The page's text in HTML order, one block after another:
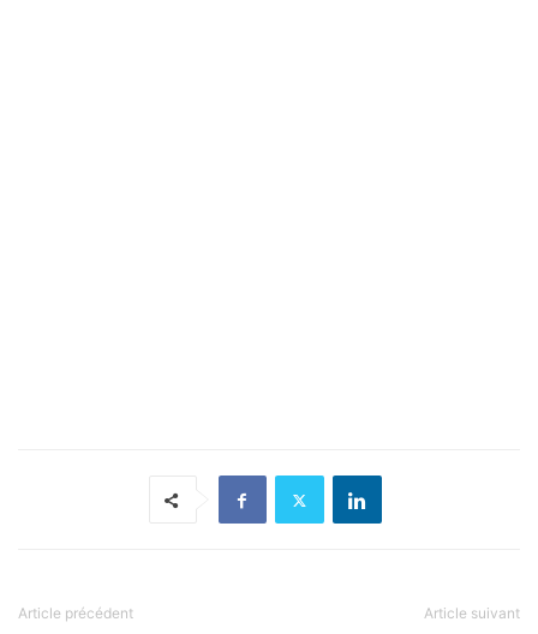
Article précédent Article suivant